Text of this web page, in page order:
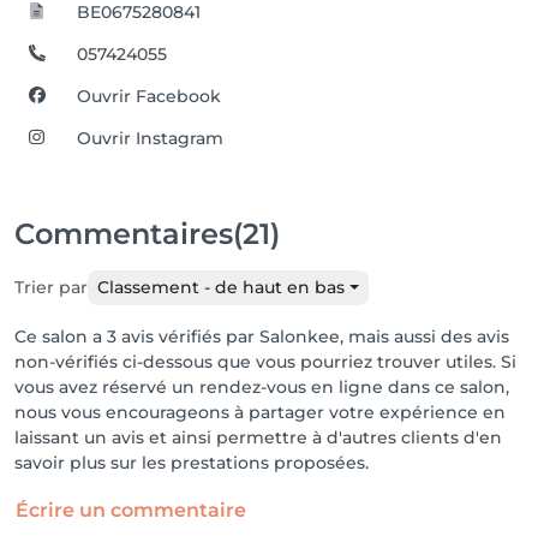
BE0675280841
057424055
Ouvrir Facebook
Ouvrir Instagram
Commentaires(21)
Trier par Classement - de haut en bas
Ce salon a 3 avis vérifiés par Salonkee, mais aussi des avis
non-vérifiés ci-dessous que vous pourriez trouver utiles. Si
vous avez réservé un rendez-vous en ligne dans ce salon,
nous vous encourageons à partager votre expérience en
laissant un avis et ainsi permettre à d'autres clients d'en
savoir plus sur les prestations proposées.
Écrire un commentaire